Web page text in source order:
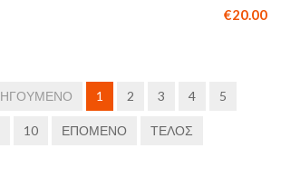
€20.00
1 2 3 4 5
10 ΕΠΌΜΕΝΟ ΤΈΛΟΣ